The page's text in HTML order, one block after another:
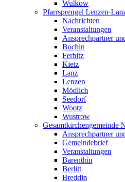
Wulkow
Pfarrsprengel Lenzen-
Nachrichten
Veranstaltungen
Ansprechpartner
Bochin
Ferbitz
Kietz
Lanz
Lenzen
Mödlich
Seedorf
Wootz
Wustrow
Gesamtkirchengemeinde
Ansprechpartner
Gemeindebrief
Veranstaltungen
Barenthin
Berlitt
Breddin